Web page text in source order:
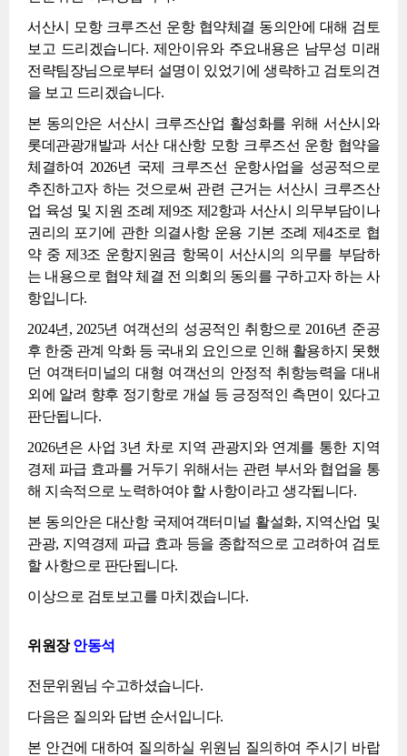
서산시 모항 크루즈선 운항 협약체결 동의안에 대해 검토
보고 드리겠습니다. 제안이유와 주요내용은 남무성 미래
전략팀장님으로부터 설명이 있었기에 생략하고 검토의견
을 보고 드리겠습니다.
본 동의안은 서산시 크루즈산업 활성화를 위해 서산시와
롯데관광개발과 서산 대산항 모항 크루즈선 운항 협약을
체결하여 2026년 국제 크루즈선 운항사업을 성공적으로
추진하고자 하는 것으로써 관련 근거는 서산시 크루즈산
업 육성 및 지원 조례 제9조 제2항과 서산시 의무부담이나
권리의 포기에 관한 의결사항 운용 기본 조례 제4조로 협
약 중 제3조 운항지원금 항목이 서산시의 의무를 부담하
는 내용으로 협약 체결 전 의회의 동의를 구하고자 하는 사
항입니다.
2024년, 2025년 여객선의 성공적인 취항으로 2016년 준공
후 한중 관계 악화 등 국내외 요인으로 인해 활용하지 못했
던 여객터미널의 대형 여객선의 안정적 취항능력을 대내
외에 알려 향후 정기항로 개설 등 긍정적인 측면이 있다고
판단됩니다.
2026년은 사업 3년 차로 지역 관광지와 연계를 통한 지역
경제 파급 효과를 거두기 위해서는 관련 부서와 협업을 통
해 지속적으로 노력하여야 할 사항이라고 생각됩니다.
본 동의안은 대산항 국제여객터미널 활설화, 지역산업 및
관광, 지역경제 파급 효과 등을 종합적으로 고려하여 검토
할 사항으로 판단됩니다.
이상으로 검토보고를 마치겠습니다.
위원장안동석
전문위원님 수고하셨습니다.
다음은 질의와 답변 순서입니다.
본 안건에 대하여 질의하실 위원님 질의하여 주시기 바랍